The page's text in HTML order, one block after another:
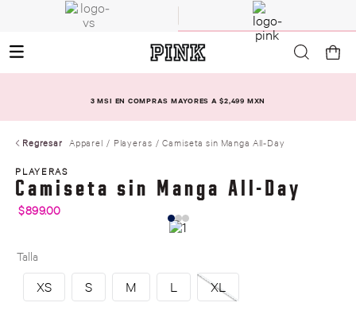
3 MSI EN COMPRAS MAYORES A $2,499 MXN
Regresar Apparel Playeras Camiseta sin Manga All-Day
PLAYERAS
Camiseta sin Manga All-Day
$899.00
Talla
XS S M L XL